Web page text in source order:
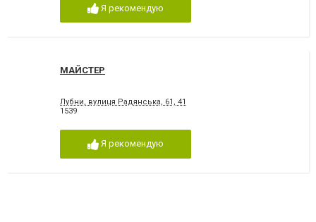
Я рекомендую
МАЙСТЕР
Лубни, вулиця Радянська, 61, 41
1539
Я рекомендую